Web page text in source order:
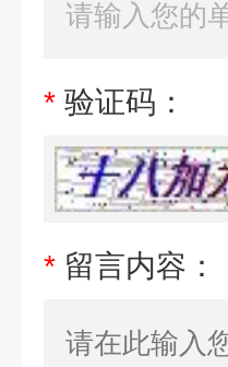
* 验证码：
* 留言内容：